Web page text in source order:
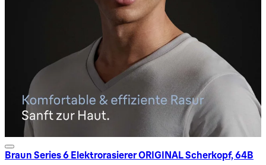
Braun Series 6 Elektrorasierer ORIGINAL Scherkopf, 64B